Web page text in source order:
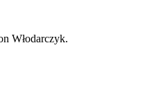
Włodarczyk.